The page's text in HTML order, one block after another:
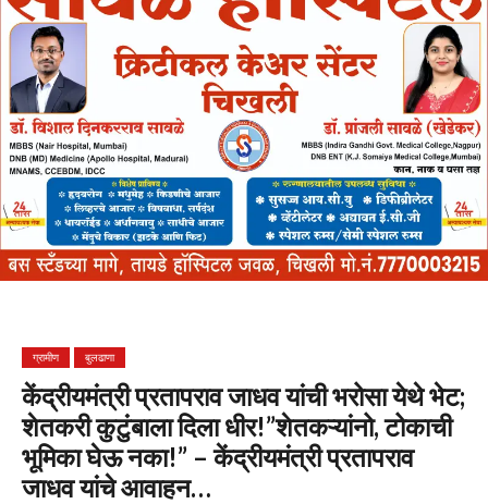
ग्रामीण बुलढाणा
केंद्रीयमंत्री प्रतापराव जाधव यांची भरोसा येथे भेट;
शेतकरी कुटुंबाला दिला धीर!”शेतकऱ्यांनो, टोकाची
भूमिका घेऊ नका!” – केंद्रीयमंत्री प्रतापराव
जाधव यांचे आवाहन…